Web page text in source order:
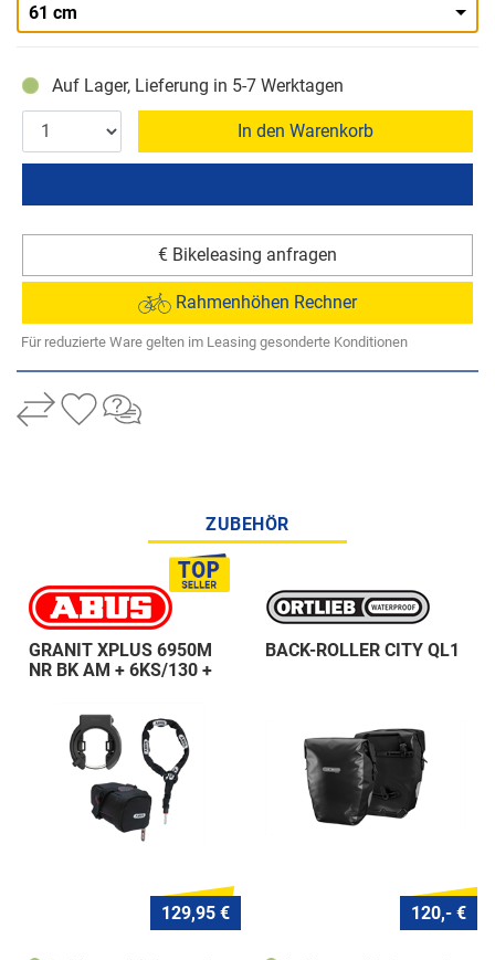
61 cm
Auf Lager, Lieferung in 5-7 Werktagen
In den Warenkorb
€ Bikeleasing anfragen
Rahmenhöhen Rechner
Für reduzierte Ware gelten im Leasing gesonderte Konditionen
ZUBEHÖR
GRANIT XPLUS 6950M
NR BK AM + 6KS/130 +
129,95 €
BACK-ROLLER CITY QL1
120,- €